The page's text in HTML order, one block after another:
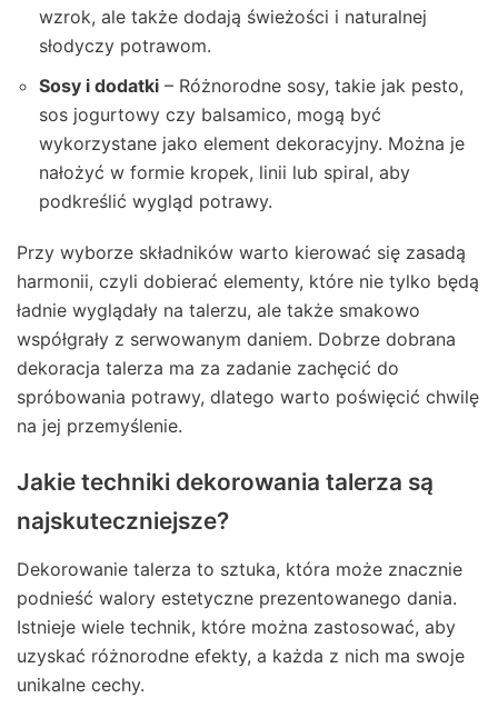
wzrok, ale także dodają świeżości i naturalnej
słodyczy potrawom.
Sosy i dodatki – Różnorodne sosy, takie jak pesto,
sos jogurtowy czy balsamico, mogą być
wykorzystane jako element dekoracyjny. Można je
nałożyć w formie kropek, linii lub spiral, aby
podkreślić wygląd potrawy.
Przy wyborze składników warto kierować się zasadą
harmonii, czyli dobierać elementy, które nie tylko będą
ładnie wyglądały na talerzu, ale także smakowo
współgrały z serwowanym daniem. Dobrze dobrana
dekoracja talerza ma za zadanie zachęcić do
spróbowania potrawy, dlatego warto poświęcić chwilę
na jej przemyślenie.
Jakie techniki dekorowania talerza są
najskuteczniejsze?
Dekorowanie talerza to sztuka, która może znacznie
podnieść walory estetyczne prezentowanego dania.
Istnieje wiele technik, które można zastosować, aby
uzyskać różnorodne efekty, a każda z nich ma swoje
unikalne cechy.